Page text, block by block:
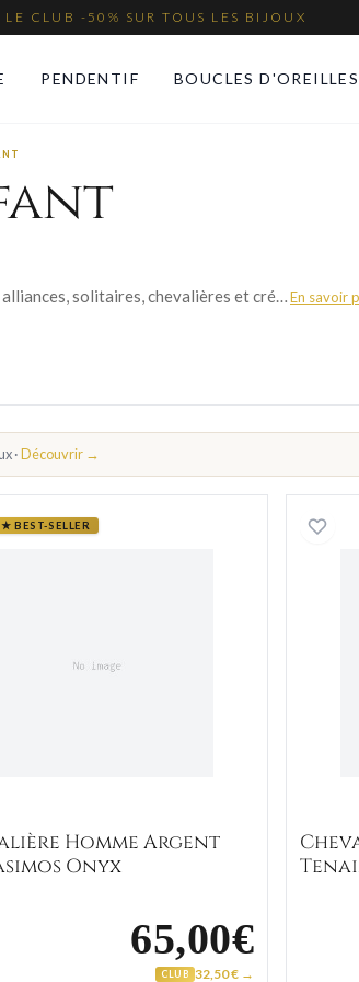
LE CLUB -50% SUR TOUS LES BIJOUX
PENDENTIF BOUCLES D'OREILLES
La bague est le bijou symbole par excellence. Nos bagues enfant déclinent alliances, solitaires, chevalières et créations fantaisie dans toutes les matières. Parcourez plus de 3 modèles et trouvez le bijou idéal. Livraison offerte en France métropolitaine.En savoir
·Découvrir →
Zirconium
★ BEST-SELLER Chevalière Homme Argent
Homme Argent
Onyx
65,00€
CLUB 32,50 € →